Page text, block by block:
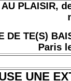
AU PLAISIR,
DE TE(S)
Paris
UNE